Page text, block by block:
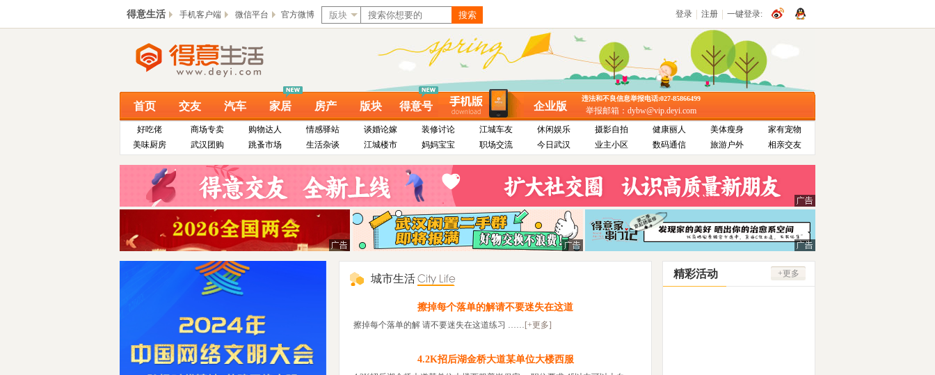
得意生活 手机客户端 微信平台 官方微博 版块 搜索 登录 | 注册 | 一键登录:
首页 交友 汽车 家居 房产 版块 得意号 企业版
违法和不良信息举报电话:027-85866499
举报邮箱：dybw@vip.deyi.com
好吃佬
商场专卖 购物达人 情感驿站 谈婚论嫁 装修讨论 江城车友 休闲娱乐 摄影自拍 健康丽人 美体瘦身
家有宠物
美味厨房
武汉团购 跳蚤市场 生活杂谈 江城楼市 妈妈宝宝 职场交流 今日武汉 业主小区 数码通信 旅游户外 相亲交友
城市生活
擦掉每个落单的解请不要迷失在这道
擦掉每个落单的解 请不要迷失在这道练习 …… [+更多]
4.2K招后湖金桥大道某单位大楼西服
精彩活动 +更多